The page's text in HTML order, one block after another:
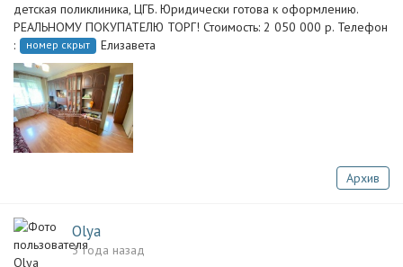
детская поликлиника, ЦГБ. Юридически готова к оформлению.
РЕАЛЬНОМУ ПОКУПАТЕЛЮ ТОРГ! Стоимость: 2 050 000 р. Телефон
:
номер скрыт Елизавета
Архив
Olya
3 года назад